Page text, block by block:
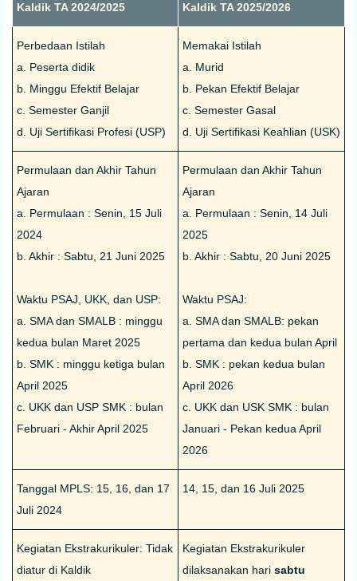
Kaldik TA 2024/2025 Kaldik TA 2025/2026
Perbedaan Istilah
a. Peserta didik
b. Minggu Efektif Belajar
c. Semester Ganjil
d. Uji Sertifikasi Profesi (USP)
Memakai Istilah
a. Murid
b. Pekan Efektif Belajar
c. Semester Gasal
d. Uji Sertifikasi Keahlian (USK)
Permulaan dan Akhir Tahun
Ajaran
a. Permulaan : Senin, 15 Juli
2024
b. Akhir : Sabtu, 21 Juni 2025
Waktu PSAJ, UKK, dan USP:
a. SMA dan SMALB : minggu
kedua bulan Maret 2025
b. SMK : minggu ketiga bulan
April 2025
c. UKK dan USP SMK : bulan
Februari - Akhir April 2025
Permulaan dan Akhir Tahun
Ajaran
a. Permulaan : Senin, 14 Juli
2025
b. Akhir : Sabtu, 20 Juni 2025
Waktu PSAJ:
a. SMA dan SMALB: pekan
pertama dan kedua bulan April
b. SMK : pekan kedua bulan
April 2026
c. UKK dan USK SMK : bulan
Januari - Pekan kedua April
2026
Tanggal MPLS: 15, 16, dan 17
Juli 2024
14, 15, dan 16 Juli 2025
Kegiatan Ekstrakurikuler: Tidak
diatur di Kaldik
Kegiatan Ekstrakurikuler
dilaksanakan hari sabtu